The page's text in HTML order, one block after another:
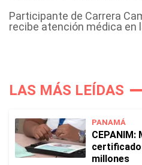
Participante de Carrera
recibe atención médica en
LAS MÁS LEÍDAS
PANAMÁ
CEPANIM:
millones